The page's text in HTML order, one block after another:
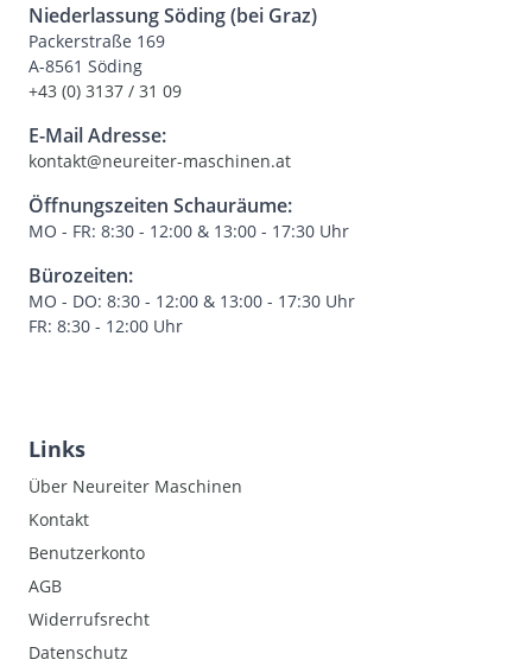
Niederlassung Söding (bei Graz)
Packerstraße 169
A-8561 Söding
+43 (0) 3137 / 31 09
E-Mail Adresse:
kontakt@neureiter-maschinen.at
Öffnungszeiten Schauräume:
MO - FR: 8:30 - 12:00 & 13:00 - 17:30 Uhr
Bürozeiten:
MO - DO: 8:30 - 12:00 & 13:00 - 17:30 Uhr
FR: 8:30 - 12:00 Uhr
Links
Über Neureiter Maschinen
Kontakt
Benutzerkonto
AGB
Widerrufsrecht
Datenschutz